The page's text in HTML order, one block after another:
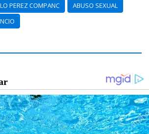
PEREZ COMPANC
ABUSO SEXUAL